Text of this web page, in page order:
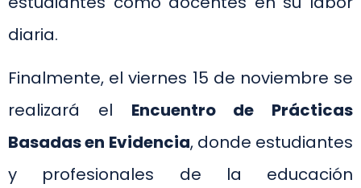
diaria.
Finalmente, el viernes 15 de noviembre se
realizará el Encuentro de Prácticas
Basadas en Evidencia, donde estudiantes
y profesionales de la educación